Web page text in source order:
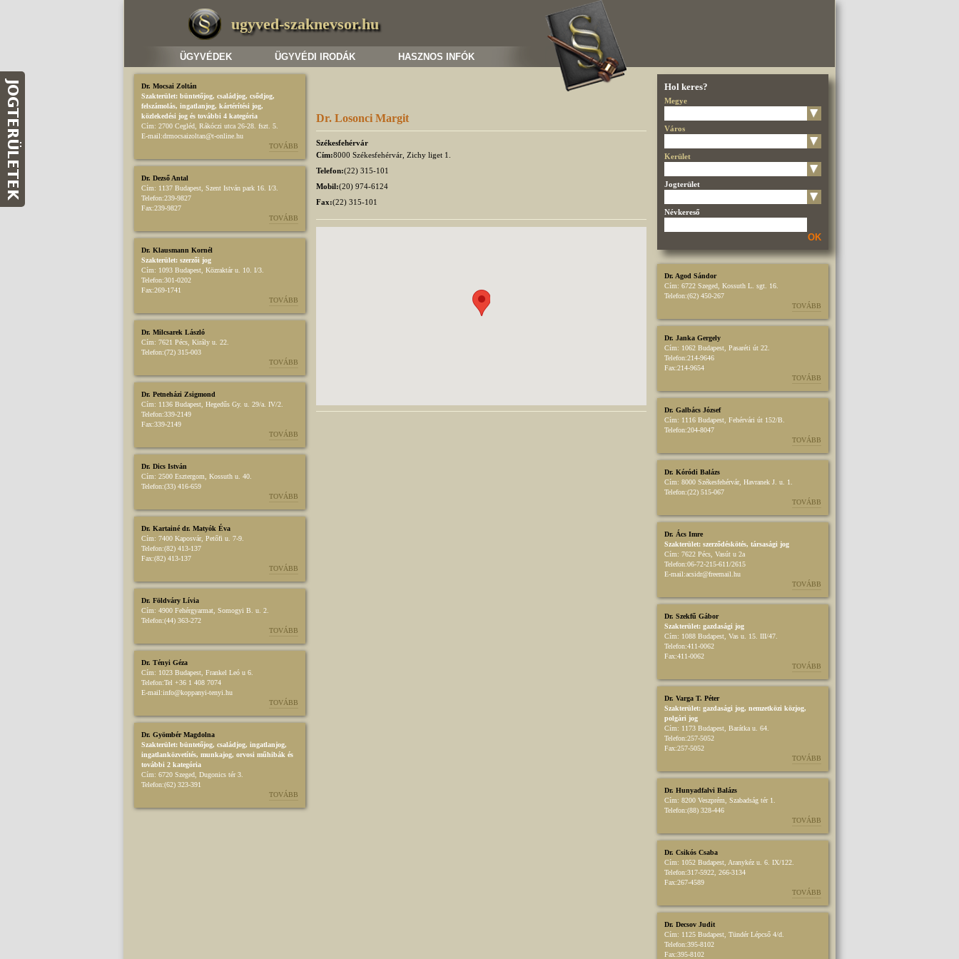
ugyved-szaknevsor.hu
ÜGYVÉDEK ÜGYVÉDI IRODÁK HASZNOS INFÓK
Dr. Mocsai Zoltán
Szakterület: büntetőjog, családjog, csődjog,
felszámolás, ingatlanjog, kártérítési jog,
közlekedési jog és további 4 kategória
Cím: 2700 Cegléd, Rákóczi utca 26-28. fszt. 5.
E-mail:drmocsaizoltan@t-online.hu
TOVÁBB
Dr. Dezső Antal
Cím: 1137 Budapest, Szent István park 16. I/3.
Telefon:239-9827
Fax:239-9827
TOVÁBB
Dr. Klausmann Kornél
Szakterület: szerzői jog
Cím: 1093 Budapest, Közraktár u. 10. I/3.
Telefon:301-0202
Fax:269-1741
TOVÁBB
Dr. Milcsarek László
Cím: 7621 Pécs, Király u. 22.
Telefon:(72) 315-003
TOVÁBB
Dr. Petneházi Zsigmond
Cím: 1136 Budapest, Hegedűs Gy. u. 29/a. IV/2.
Telefon:339-2149
Fax:339-2149
TOVÁBB
Dr. Dics István
Cím: 2500 Esztergom, Kossuth u. 40.
Telefon:(33) 416-659
TOVÁBB
Dr. Kartainé dr. Matyók Éva
Cím: 7400 Kaposvár, Petőfi u. 7-9.
Telefon:(82) 413-137
Fax:(82) 413-137
TOVÁBB
Dr. Földváry Lívia
Cím: 4900 Fehérgyarmat, Somogyi B. u. 2.
Telefon:(44) 363-272
TOVÁBB
Dr. Tényi Géza
Cím: 1023 Budapest, Frankel Leó u 6.
Telefon:Tel +36 1 408 7074
E-mail:info@koppanyi-tenyi.hu
TOVÁBB
Dr. Gyömbér Magdolna
Szakterület: büntetőjog, családjog, ingatlanjog,
ingatlanközvetítés, munkajog, orvosi műhibák és
további 2 kategória
Cím: 6720 Szeged, Dugonics tér 3.
Telefon:(62) 323-391
TOVÁBB
Dr. Losonci Margit
Székesfehérvár
Cím:8000 Székesfehérvár, Zichy liget 1.
Telefon:(22) 315-101
Mobil:(20) 974-6124
Fax:(22) 315-101
Hol keres?
Megye
Város
Kerület
Jogterület
Névkereső
OK
Dr. Agod Sándor
Cím: 6722 Szeged, Kossuth L. sgt. 16.
Telefon:(62) 450-267
TOVÁBB
Dr. Janka Gergely
Cím: 1062 Budapest, Pasaréti út 22.
Telefon:214-9646
Fax:214-9654
TOVÁBB
Dr. Galbács József
Cím: 1116 Budapest, Fehérvári út 152/B.
Telefon:204-8047
TOVÁBB
Dr. Kóródi Balázs
Cím: 8000 Székesfehérvár, Havranek J. u. 1.
Telefon:(22) 515-067
TOVÁBB
Dr. Ács Imre
Szakterület: szerződéskötés, társasági jog
Cím: 7622 Pécs, Vasút u 2a
Telefon:06-72-215-611/2615
E-mail:acsidr@freemail.hu
TOVÁBB
Dr. Szekfű Gábor
Szakterület: gazdasági jog
Cím: 1088 Budapest, Vas u. 15. III/47.
Telefon:411-0062
Fax:411-0062
TOVÁBB
Dr. Varga T. Péter
Szakterület: gazdasági jog, nemzetközi közjog,
polgári jog
Cím: 1173 Budapest, Barátka u. 64.
Telefon:257-5052
Fax:257-5052
TOVÁBB
Dr. Hunyadfalvi Balázs
Cím: 8200 Veszprém, Szabadság tér 1.
Telefon:(88) 328-446
TOVÁBB
Dr. Csikós Csaba
Cím: 1052 Budapest, Aranykéz u. 6. IX/122.
Telefon:317-5922, 266-3134
Fax:267-4589
TOVÁBB
Dr. Decsov Judit
Cím: 1125 Budapest, Tündér Lépcső 4/d.
Telefon:395-8102
Fax:395-8102